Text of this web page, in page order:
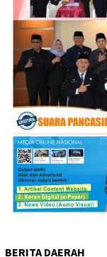
BERITA DAERAH